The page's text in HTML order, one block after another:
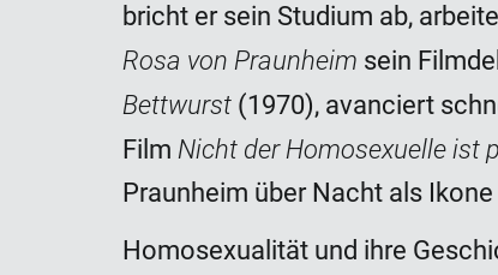
bricht er sein Studium ab,
Rosa von Praunheim sein
Bettwurst (1970), avanciert
Film Nicht der Homosexuelle ist
Praunheim über Nacht als
Homosexualität und ihre